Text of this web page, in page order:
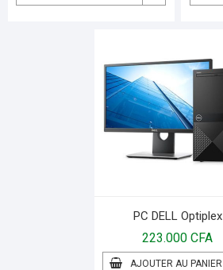
PC DELL Optiplex
223.000CFA
AJOUTER AU PANIER